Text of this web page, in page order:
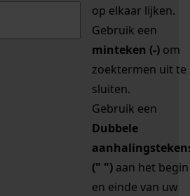
op elkaar lijken.
Gebruik een
minteken (-) om
zoektermen uit te
sluiten.
Gebruik een
Dubbele
(" ") aan het begin
en einde van uw